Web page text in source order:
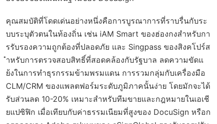
คุณสมบัติที่โดดเด่นอย่างหนึ่งคือการบูรณาการที่ราบรื่นกับระ
บบระบุตัวตนในท้องถิ่น เช่น iAM Smart ของฮ่องกงสำหรับกา
รรับรองความถูกต้องที่ปลอดภัย และ Singpass ของสิงคโปร์ส
ำหรับการตรวจสอบสิทธิ์ที่สอดคล้องกับรัฐบาล ลดความขัดแ
ย้งในการทำธุรกรรมข้ามพรมแดน การรวมกลุ่มกับเครื่องมือ
CLM/CRM ของแพลตฟอร์มระดับภูมิภาคนั้นง่าย โดยมักจะได้
รับส่วนลด 10-20% เหมาะสำหรับทีมขายและกฎหมายในเอเชี
ยแปซิฟิก เมื่อเทียบกับค่าธรรมเนียมที่สูงของ DocuSign หรือก